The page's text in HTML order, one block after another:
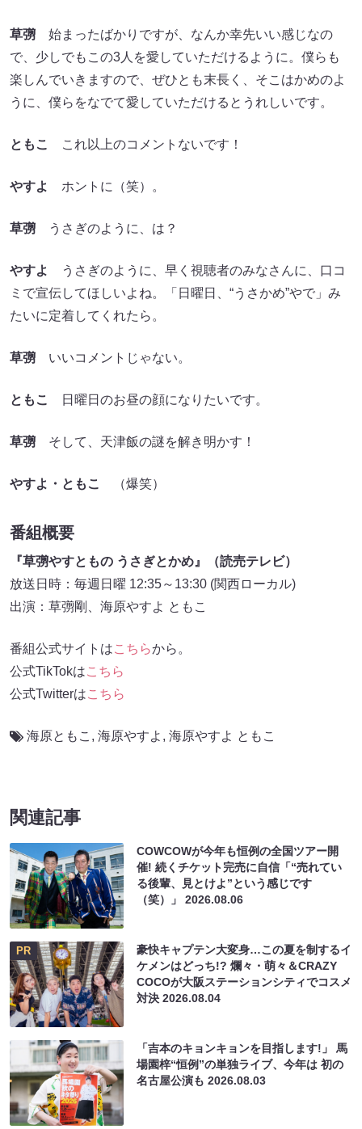
草彅 始まったばかりですが、なんか幸先いい感じなの
で、少しでもこの3人を愛していただけるように。僕らも
楽しんでいきますので、ぜひとも末長く、そこはかめのよ
うに、僕らをなでて愛していただけるとうれしいです。
ともこ これ以上のコメントないです！
やすよ ホントに（笑）。
草彅 うさぎのように、は？
やすよ
うさぎのように、早く視聴者のみなさんに、口コ
ミで宣伝してほしいよね。「日曜日、“うさかめ”やで」み
たいに定着してくれたら。
草彅 いいコメントじゃない。
ともこ 日曜日のお昼の顔になりたいです。
草彅 そして、天津飯の謎を解き明かす！
やすよ・ともこ （爆笑）
番組概要
『草彅やすともの うさぎとかめ』（読売テレビ）
放送日時：毎週日曜 12:35～13:30 (関西ローカル)
出演：草彅剛、海原やすよ ともこ
番組公式サイトはこちらから。
公式TikTokはこちら
公式Twitterはこちら
海原ともこ , 海原やすよ , 海原やすよ ともこ
関連記事
COWCOWが今年も恒例の全国ツアー開
催! 続くチケット完売に自信「“売れてい
る後輩、見とけよ”という感じです
（笑）」2026.08.06
PR
豪快キャプテン大変身…この夏を制するイ
ケメンはどっち!? 爛々・萌々＆CRAZY
COCOが大阪ステーションシティでコスメ
対決2026.08.04
「吉本のキョンキョンを目指します!」 馬
場園梓“恒例”の単独ライブ、今年は 初の
名古屋公演も2026.08.03